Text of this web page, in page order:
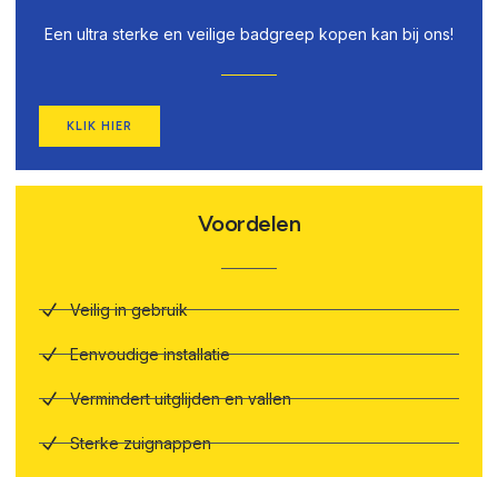
Een ultra sterke en veilige badgreep kopen kan bij ons!
KLIK HIER
Voordelen
Veilig in gebruik
Eenvoudige installatie
Vermindert uitglijden en vallen
Sterke zuignappen